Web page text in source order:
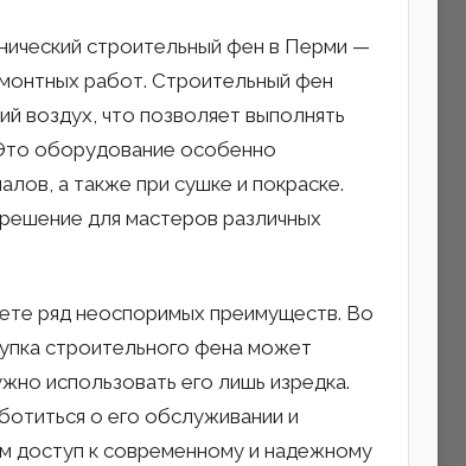
строительный фен в Перми —
работ. Строительный фен
воздух, что позволяет выполнять
оборудование особенно
а также при сушке и покраске.
для мастеров различных
ряд неоспоримых преимуществ. Во
строительного фена может
использовать его лишь изредка.
о его обслуживании и
доступ к современному и надежному